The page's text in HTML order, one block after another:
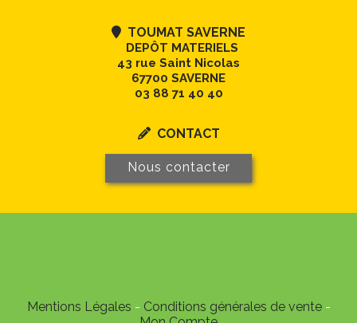
 TOUMAT SAVERNE
DEPÔT MATERIELS
43 rue Saint Nicolas
67700 SAVERNE
03 88 71 40 40
CONTACT
Nous contacter
Mentions Légales
Conditions générales de vente